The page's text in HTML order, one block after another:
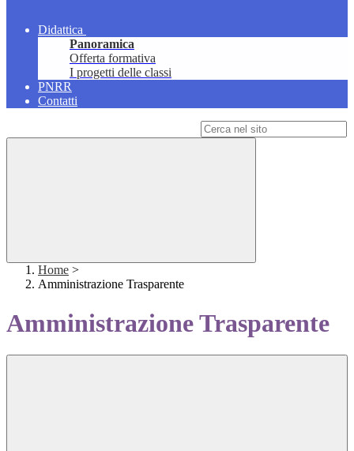
Didattica
Panoramica
Offerta formativa
I progetti delle classi
PNRR
Contatti
Home >
Amministrazione Trasparente
Amministrazione Trasparente